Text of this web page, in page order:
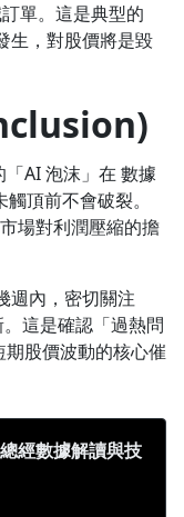
單。這是典型的
，對股價將是毀
AI 泡沫」在 數據
頂前不會破裂。
場對利潤壓縮的擔
週內，密切關注
這是確認「過熱問
股價波動的核心催
經數據解讀與技